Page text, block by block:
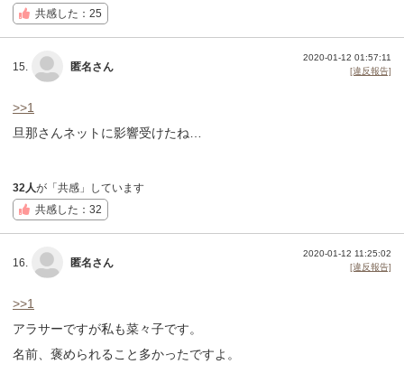
共感した：25
15. 匿名さん
2020-01-12 01:57:11
[違反報告]
>>1
旦那さんネットに影響受けたね…
32人が「共感」しています
共感した：32
16. 匿名さん
2020-01-12 11:25:02
[違反報告]
>>1
アラサーですが私も菜々子です。
名前、褒められること多かったですよ。